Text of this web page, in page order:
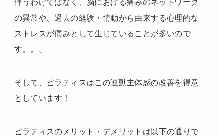
伴うわけではなく、脳における痛みのネットワーク
の異常や、過去の経験・情動から由来する心理的な
ストレスが痛みとして生じていることが多いので
す。。。
そして、ピラティスはこの運動主体感の改善を得意
としています！
ピラティスのメリット・デメリットは以下の通りで